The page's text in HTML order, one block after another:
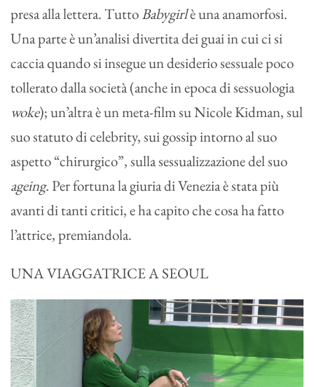
presa alla lettera. TuttoBabygirlè una anamorfosi.
Una parte è un’analisi divertita dei guai in cui ci si
caccia quando si insegue un desiderio sessuale poco
tollerato dalla società (anche in epoca di sessuologia
woke); un’altra è un meta-film su Nicole Kidman, sul
suo statuto di celebrity, sui gossip intorno al suo
aspetto “chirurgico”, sulla sessualizzazione del suo
ageing.Per fortuna la giuria di Venezia è stata più
avanti di tanti critici, e ha capito che cosa ha fatto
l’attrice, premiandola.
UNA VIAGGATRICE A SEOUL